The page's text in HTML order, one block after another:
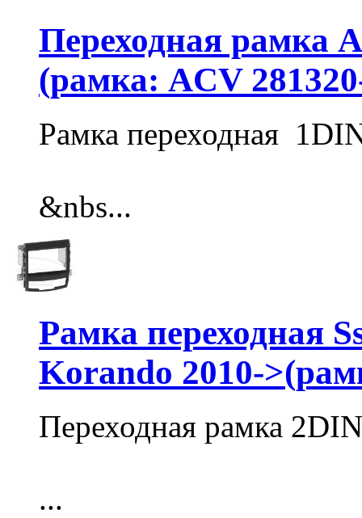
Переходная рамка
(рамка: ACV
Рамка переходная
&nbs...
Рамка переходная
Korando 2010-
Переходная рамка
...